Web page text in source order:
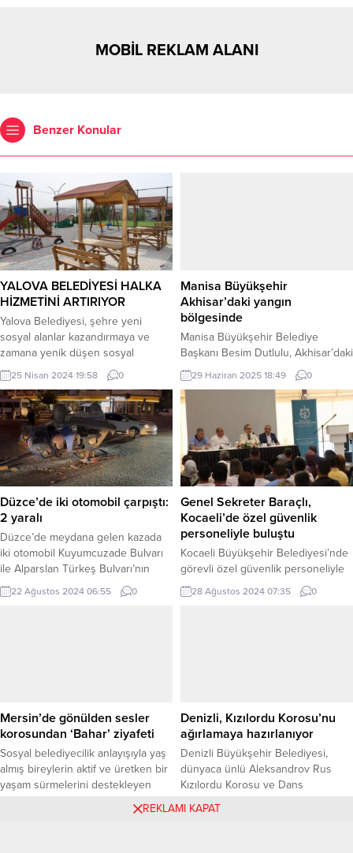
MOBİL REKLAM ALANI
Benzer Konular
YALOVA BELEDİYESİ HALKA
HİZMETİNİ ARTIRIYOR
Yalova Belediyesi, şehre yeni
sosyal alanlar kazandırmaya ve
zamana yenik düşen sosyal
donatıları da yenilemeye devam
ediyor. İsmetpaşa Mahallesi’nde
Halı Saha Yenilendi İsmetpaşa
Mahallesi’nde atıl durumda bulunan
halı saha, Yalova Belediyesi
tarafından yapılan tadilat
çalışmasının ardından yenilenerek
vatandaşların hizmetine sunuldu.
Seçkin Sokak’ta yer alan mini
sahadaki çalışmada; zemine atılan
betonun...
25 Nisan 2024 19:58 0
Manisa Büyükşehir
Akhisar’daki yangın
bölgesinde
Manisa Büyükşehir Belediye
Başkanı Besim Dutlulu, Akhisar’daki
orman yangını söndürme
çalışmalarını yerinde inceleyerek,
vatandaşlarla ve ekiplerle bir araya
geldi. MANİSA (İGFA) – Manisa’nın
Akhisar ilçesinde çıkan orman
yangınına müdahale eden Manisa
Büyükşehir Belediyesi ekiplerini,
Belediye Başkanı Besim Dutlulu
yerinde ziyaret etti. Karaköy,
Yeniceköy, Hasköy, Çamönü,
Hancılar ve Doğankaya
mahallelerinde incelemelerde...
29 Haziran 2025 18:49 0
Düzce’de iki otomobil çarpıştı:
2 yaralı
Düzce’de meydana gelen kazada
iki otomobil Kuyumcuzade Bulvarı
ile Alparslan Türkeş Bulvarı’nın
kesiştiği ışıklı kavşakta çarpıştı.
Çarpışmanın etkisiyle otomobil
81 plakalı otomobil,...
22 Ağustos 2024 06:55 0
Genel Sekreter Baraçlı,
Kocaeli’de özel güvenlik
personeliyle buluştu
Kocaeli Büyükşehir Belediyesi’nde
görevli özel güvenlik personeliyle
bir araya gelen Genel Sekreter
Baraçlı, “Yaşanabilir bir Kocaeli’nin
geldi. Seka Bahçe’de düzenlenen
buluşmaya Zabıta Dairesi Başkanı
Arif Usta, İnsan...
28 Ağustos 2024 07:35 0
Mersin’de gönülden sesler
korosundan ‘Bahar’ ziyafeti
Sosyal belediyecilik anlayışıyla yaş
almış bireylerin aktif ve üretken bir
yaşam sürmelerini destekleyen
Emekli Evleri aracılığıyla hem sosyal
Denizli, Kızılordu Korosu’nu
ağırlamaya hazırlanıyor
Denizli Büyükşehir Belediyesi,
dünyaca ünlü Aleksandrov Rus
Kızılordu Korosu ve Dans
hazırlanıyor. Bu kapsamda,
28 Mayıs 2025 17:19
REKLAMI KAPAT